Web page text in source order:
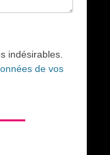
indésirables.
de vos